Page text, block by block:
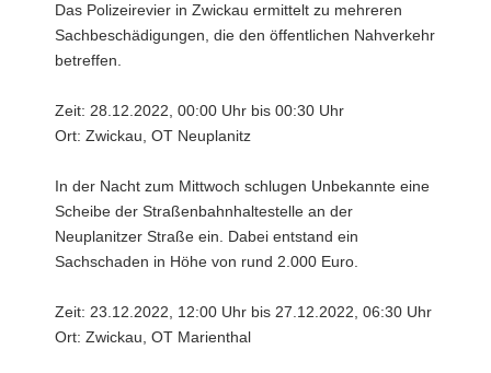
Das Polizeirevier in Zwickau ermittelt zu mehreren
Sachbeschädigungen, die den öffentlichen Nahverkehr
betreffen.
Zeit: 28.12.2022, 00:00 Uhr bis 00:30 Uhr
Ort: Zwickau, OT Neuplanitz
In der Nacht zum Mittwoch schlugen Unbekannte eine
Scheibe der Straßenbahnhaltestelle an der
Neuplanitzer Straße ein. Dabei entstand ein
Sachschaden in Höhe von rund 2.000 Euro.
Zeit: 23.12.2022, 12:00 Uhr bis 27.12.2022, 06:30 Uhr
Ort: Zwickau, OT Marienthal